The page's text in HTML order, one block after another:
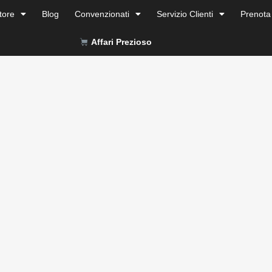
Blog Convenzionati Servizio Clienti
Affari Prezioso